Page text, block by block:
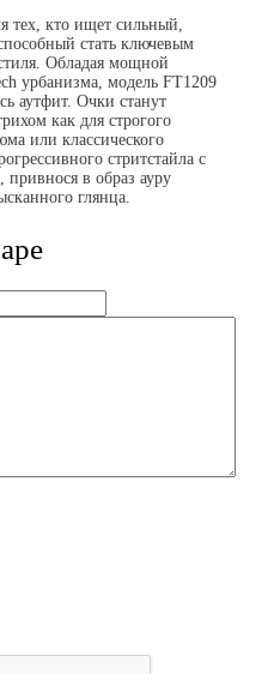
тех, кто ищет сильный,
стать ключевым
Обладая мощной
урбанизма, модель FT1209
аутфит. Очки станут
как для строгого
или классического
стритстайла с
в образ ауру
глянца.